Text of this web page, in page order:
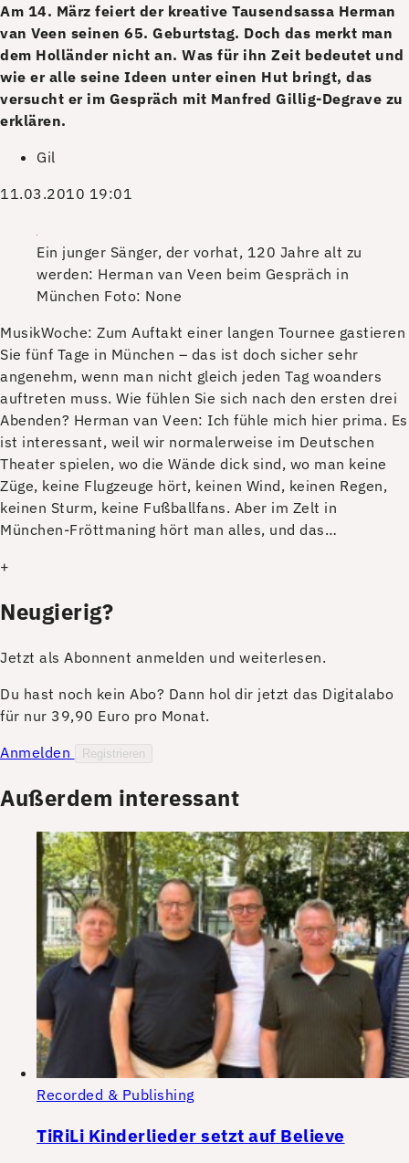
Am 14. März feiert der kreative Tausendsassa Herman
van Veen seinen 65. Geburtstag. Doch das merkt man
dem Holländer nicht an. Was für ihn Zeit bedeutet und
wie er alle seine Ideen unter einen Hut bringt, das
versucht er im Gespräch mit Manfred Gillig-Degrave zu
erklären.
Gil
11.03.2010 19:01
Ein junger Sänger, der vorhat, 120 Jahre alt zu
werden: Herman van Veen beim Gespräch in
München Foto: None
MusikWoche: Zum Auftakt einer langen Tournee gastieren
Sie fünf Tage in München – das ist doch sicher sehr
angenehm, wenn man nicht gleich jeden Tag woanders
auftreten muss. Wie fühlen Sie sich nach den ersten drei
Abenden? Herman van Veen: Ich fühle mich hier prima. Es
ist interessant, weil wir normalerweise im Deutschen
Theater spielen, wo die Wände dick sind, wo man keine
Züge, keine Flugzeuge hört, keinen Wind, keinen Regen,
keinen Sturm, keine Fußballfans. Aber im Zelt in
München-Fröttmaning hört man alles, und das…
+
Neugierig?
Jetzt als Abonnent anmelden und weiterlesen.
Du hast noch kein Abo? Dann hol dir jetzt das Digitalabo
für nur 39,90 Euro pro Monat.
Anmelden
Registrieren
Außerdem interessant
Recorded & Publishing
TiRiLi Kinderlieder setzt auf Believe